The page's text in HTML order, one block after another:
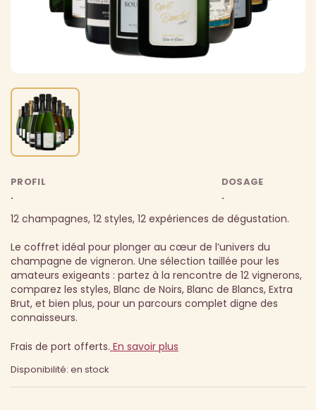
PROFIL
.
DOSAGE
.
12 champagnes, 12 styles, 12 expériences de dégustation.
Le coffret idéal pour plonger au cœur de l’univers du
champagne de vigneron. Une sélection taillée pour les
amateurs exigeants : partez à la rencontre de 12 vignerons,
comparez les styles, Blanc de Noirs, Blanc de Blancs, Extra
Brut, et bien plus, pour un parcours complet digne des
connaisseurs.
Frais de port offerts. En savoir plus
Disponibilité: en stock